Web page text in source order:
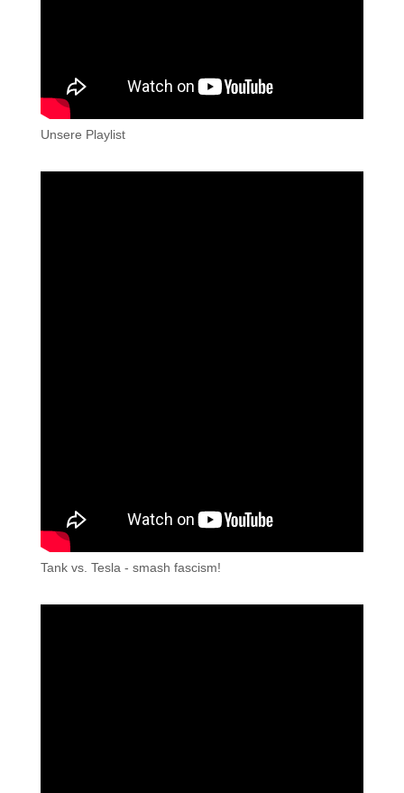
Unsere Playlist
Tank vs. Tesla - smash fascism!